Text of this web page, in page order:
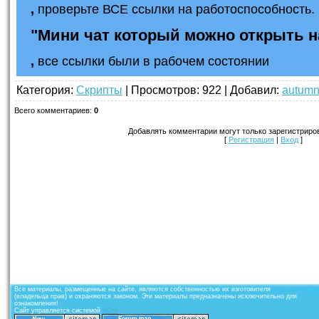
, проверьте ВСЕ ссылки на
"Мини чат который можно открыть
, все ссылки были в рабочем состоянии
Категория: Скрипты | Просмотров: 922 | Добавил: autumn
Всего комментариев: 0
Добавлять комментарии могут только
[ Регистрация | Вход ]
Все материалы, размещенные на сайте, являются собственностью их изготовителя
(владельца прав) и охраняются законом. Эти материалы предназначены исключительно для
ознакомления!
Сайт управляется системой